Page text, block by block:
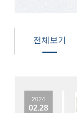
전체보기
2024
02.28